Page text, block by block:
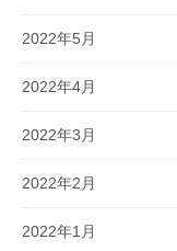
2022年5月
2022年4月
2022年3月
2022年2月
2022年1月